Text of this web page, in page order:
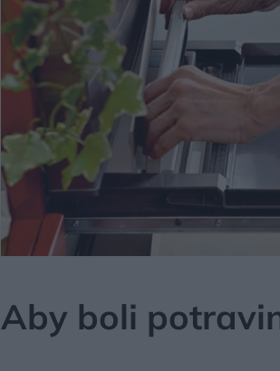
Aby boli